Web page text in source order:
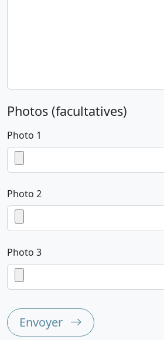
Photos (facultatives)
Photo 1
Photo 2
Photo 3
Envoyer